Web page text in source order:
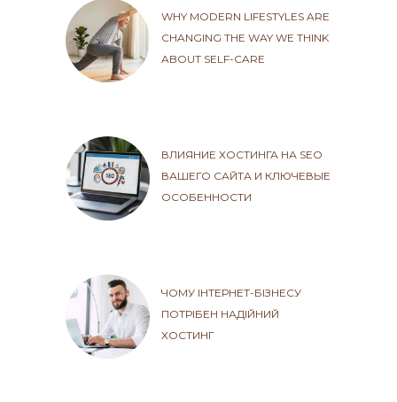
WHY MODERN LIFESTYLES ARE
CHANGING THE WAY WE THINK
ABOUT SELF-CARE
ВЛИЯНИЕ ХОСТИНГА НА SEO
ВАШЕГО САЙТА И КЛЮЧЕВЫЕ
ОСОБЕННОСТИ
ЧОМУ ІНТЕРНЕТ-БІЗНЕСУ
ПОТРІБЕН НАДІЙНИЙ
ХОСТИНГ